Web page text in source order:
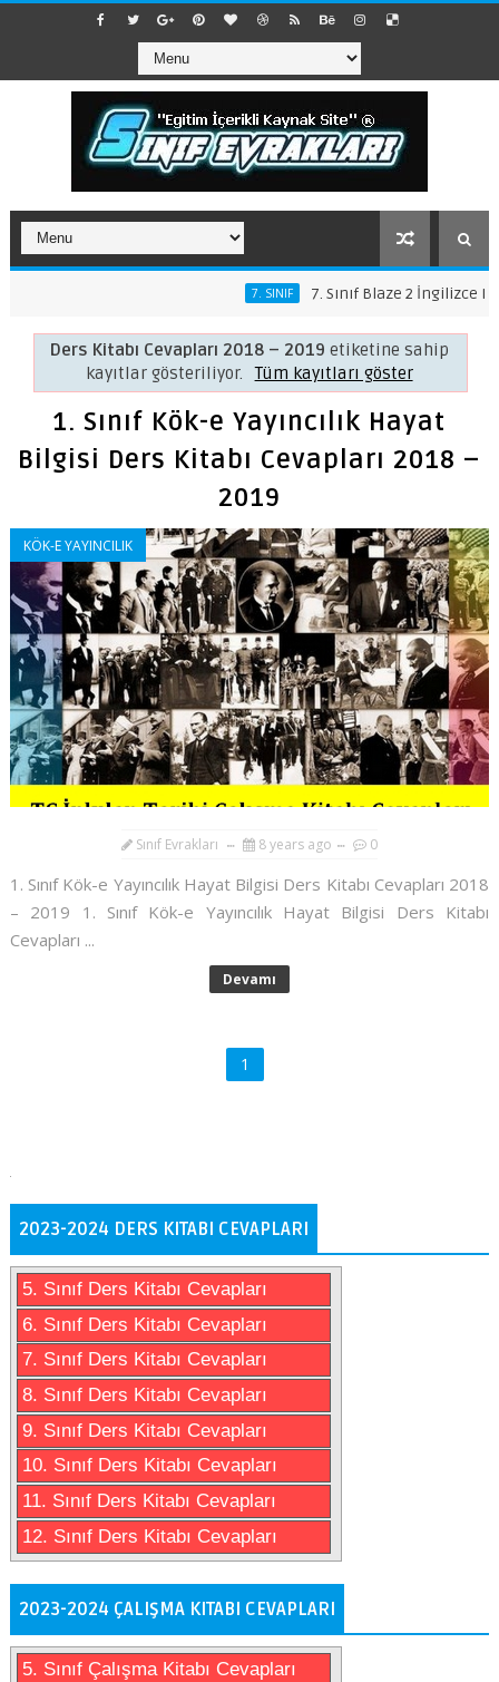
7. SINIF 7. Sınıf Blaze 2 İngilizce Ders
Ders Kitabı Cevapları 2018 – 2019 etiketine sahip
kayıtlar gösteriliyor.
Tüm kayıtları göster
1. Sınıf Kök-e Yayıncılık Hayat
Bilgisi Ders Kitabı Cevapları 2018 –
2019
KÖK-E YAYINCILIK
Sınıf Evrakları 8 years ago 0
1. Sınıf Kök-e Yayıncılık Hayat Bilgisi Ders Kitabı Cevapları 2018
– 2019 1. Sınıf Kök-e Yayıncılık Hayat Bilgisi Ders Kitabı
Cevapları ...
Devamı
1
2023-2024 DERS KITABI CEVAPLARI
5. Sınıf Ders Kitabı Cevapları
6. Sınıf Ders Kitabı Cevapları
7. Sınıf Ders Kitabı Cevapları
8. Sınıf Ders Kitabı Cevapları
9. Sınıf Ders Kitabı Cevapları
10. Sınıf Ders Kitabı Cevapları
11. Sınıf Ders Kitabı Cevapları
12. Sınıf Ders Kitabı Cevapları
2023-2024 ÇALIŞMA KITABI CEVAPLARI
5. Sınıf Çalışma Kitabı Cevapları